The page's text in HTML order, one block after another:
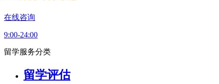
在线咨询
9:00-24:00
留学服务分类
留学评估